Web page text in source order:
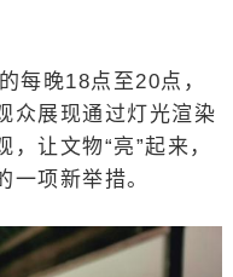
每晚18点至20点，
众展现通过灯光渲染
让文物“亮”起来，
一项新举措。